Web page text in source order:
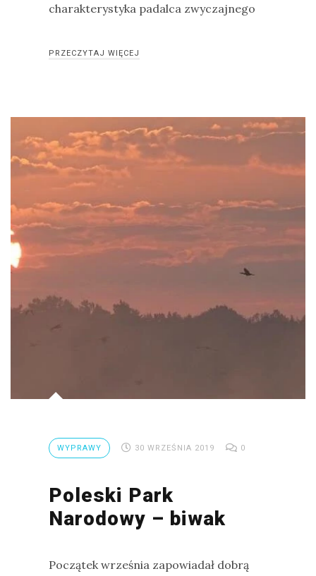
charakterystyka padalca zwyczajnego
PRZECZYTAJ WIĘCEJ
WYPRAWY 30 WRZEŚNIA 2019 0
Poleski Park
Narodowy – biwak
Początek września zapowiadał dobrą